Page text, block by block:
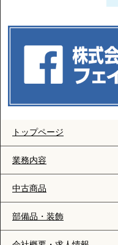
トップページ
業務内容
中古商品
部備品・装飾